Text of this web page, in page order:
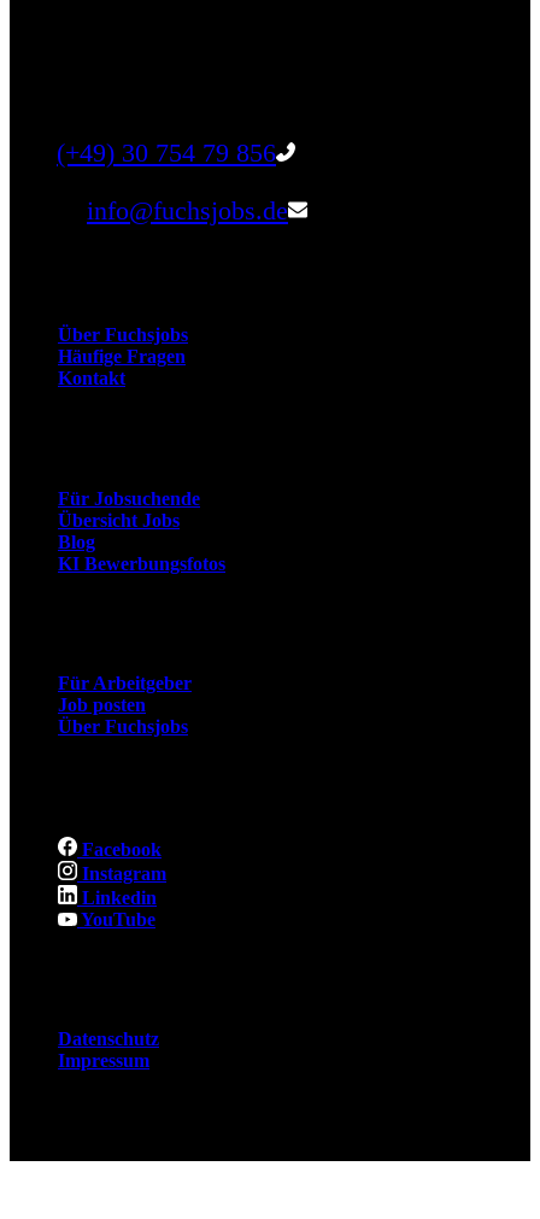
(+49) 30 754 79 856
info@fuchsjobs.de
Über Fuchsjobs
Häufige Fragen
Kontakt
Für Jobsuchende
Übersicht Jobs
Blog
KI Bewerbungsfotos
Für Arbeitgeber
Job posten
Über Fuchsjobs
Facebook
Instagram
Linkedin
YouTube
Datenschutz
Impressum